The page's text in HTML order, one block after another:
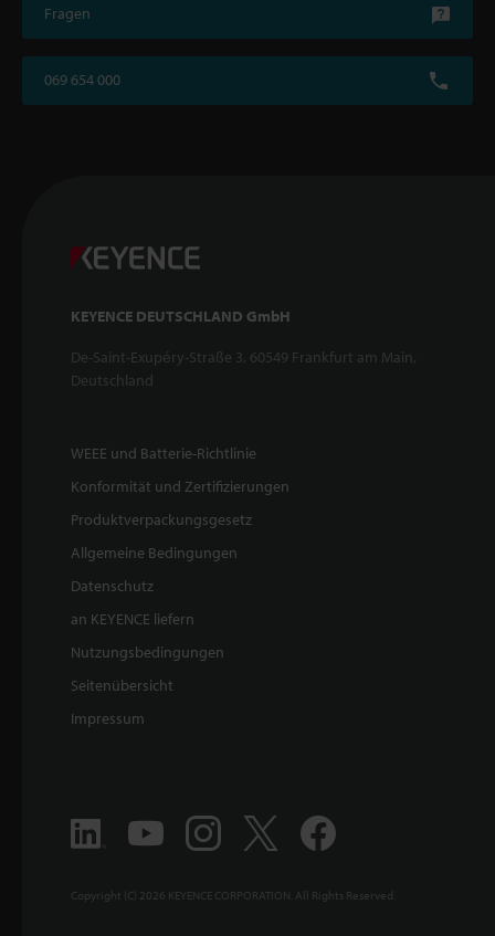
Fragen
069 654 000
KEYENCE DEUTSCHLAND GmbH
De-Saint-Exupéry-Straße 3, 60549 Frankfurt am Main,
Deutschland
WEEE und Batterie-Richtlinie
Konformität und Zertifizierungen
Produktverpackungsgesetz
Allgemeine Bedingungen
Datenschutz
an KEYENCE liefern
Nutzungsbedingungen
Seitenübersicht
Impressum
Copyright (C) 2026 KEYENCE CORPORATION. All Rights Reserved.